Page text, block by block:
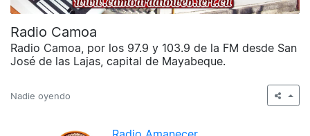
Radio Camoa
Radio Camoa, por los 97.9 y 103.9 de la FM desde San
José de las Lajas, capital de Mayabeque.
Nadie oyendo